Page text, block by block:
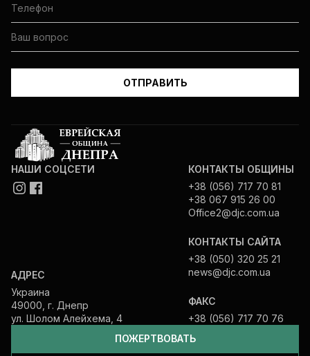
ПОЖЕРТВОВАТЬ
НАШИ СОЦСЕТИ
АДРЕС
Украина
49000, г. Днепр
ул. Шолом Алейхема, 4
КОНТАКТЫ ОБЩИНЫ
+38 (056) 717 70 81
+38 067 915 26 00
Office2@djc.com.ua
КОНТАКТЫ САЙТА
+38 (050) 320 25 21
news@djc.com.ua
ФАКС
+38 (056) 717 70 76